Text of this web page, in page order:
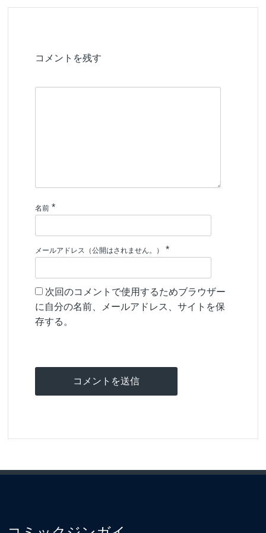
コメントを残す
名前 *
メールアドレス（公開はされません。） *
次回のコメントで使用するためブラウザー
に自分の名前、メールアドレス、サイトを保
存する。